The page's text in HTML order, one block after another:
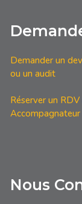
Demander un
ou un audit
Réserver un
Accompagnateur
Nous